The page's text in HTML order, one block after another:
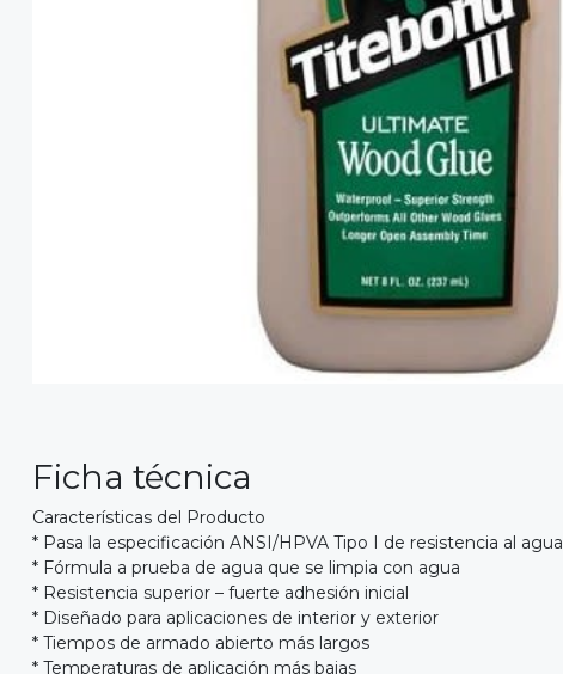
Ficha técnica
Características del Producto
* Pasa la especificación ANSI/HPVA Tipo I de resistencia al agua
* Fórmula a prueba de agua que se limpia con agua
* Resistencia superior – fuerte adhesión inicial
* Diseñado para aplicaciones de interior y exterior
* Tiempos de armado abierto más largos
* Temperaturas de aplicación más bajas